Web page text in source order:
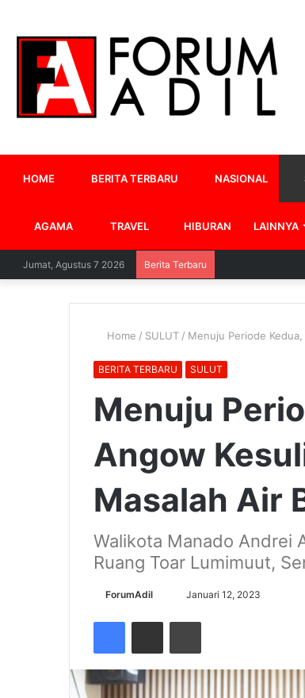
HOME BERITA TERBARU NASIONAL
AGAMA TRAVEL HIBURAN LAINNYA
Jumat, Agustus 7 2026 Berita Terbaru
Home / SULUT / Menuju Periode
BERITA TERBARU SULUT
Menuju
Angow
Masalah Air
Walikota Manado Andrei
Ruang Toar Lumimuut,
ForumAdil Januari 12, 2023
FacebookShare via Email Cetak